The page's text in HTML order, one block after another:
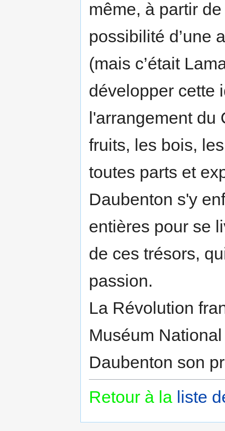
même, à partir
possibilité d’une
(mais c’était
développer cette
l'arrangement
fruits, les bois,
toutes parts et
Daubenton s'y
entières pour se
de ces trésors,
passion.
La Révolution
Muséum
Daubenton son
Retour à la liste